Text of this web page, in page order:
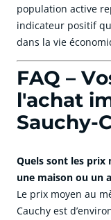
population active
indicateur positif
dans la vie
FAQ –
l'achat
Sauchy-
Quels sont les prix
une maison ou un
Le prix moyen au
Cauchy est